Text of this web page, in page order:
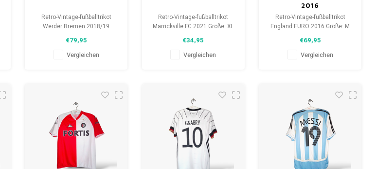
Retro-Vintage-fußballtrikot
Werder Bremen 2018/19
Gesamtzustand des Hemdes:
9.5/10 (gebraucht)
€79,95
Vergleichen
Retro-Vintage-fußballtrikot
Marrickville FC 2021 Größe: XL
Hemdes: 9.5/10 (gebraucht)
€34,95
Vergleichen
2016
Retro-Vintage-fußballtrikot
England EURO 2016 Größe: M
Hemdes: 10/10 (gebraucht)
€69,95
Vergleichen